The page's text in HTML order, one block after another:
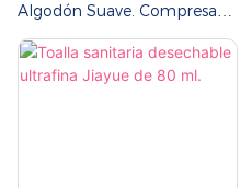
Algodón Suave. Compresas
Ultrafinas Con Aniones
Negativos.